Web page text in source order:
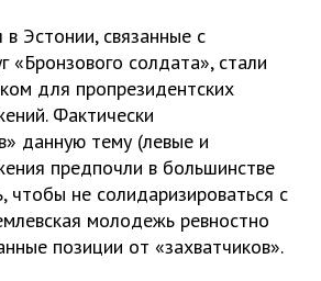
Эстонии, связанные с
«Бронзового солдата», стали
для пропрезидентских
Фактически
данную тему (левые и
предпочли в большинстве
чтобы не солидаризироваться с
молодежь ревностно
позиции от «захватчиков».